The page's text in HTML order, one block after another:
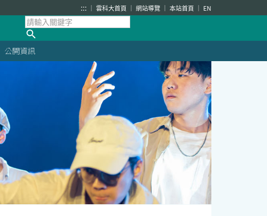
::: 雲科大首頁 網站導覽 本站首頁 EN
公開資訊